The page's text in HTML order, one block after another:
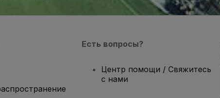
Есть вопросы?
Центр помощи / Свяжитесь
с нами